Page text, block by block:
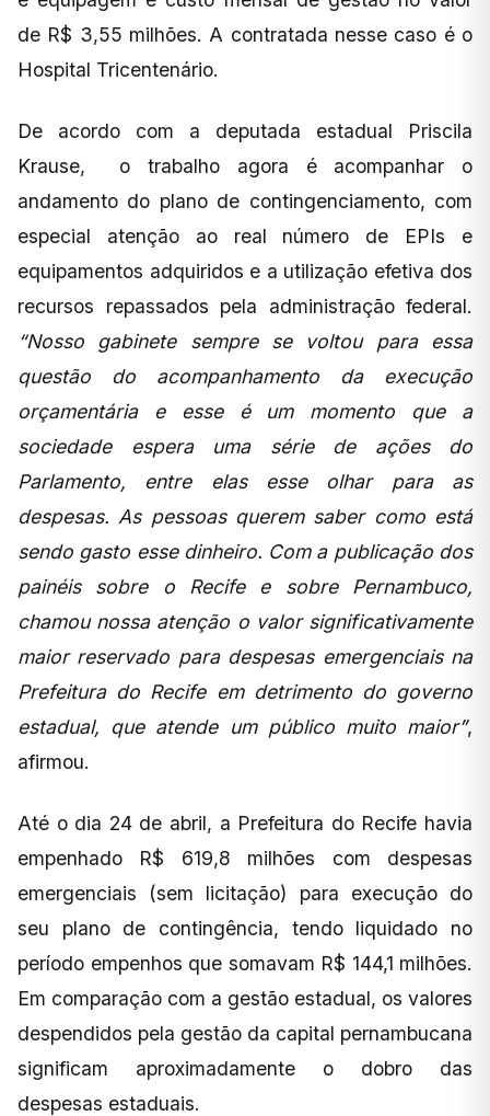
de R$ 3,55 milhões. A contratada nesse caso é o
Hospital Tricentenário.
De acordo com a deputada estadual Priscila
Krause, o trabalho agora é acompanhar o
andamento do plano de contingenciamento, com
especial atenção ao real número de EPIs e
equipamentos adquiridos e a utilização efetiva dos
recursos repassados pela administração federal.
“Nosso gabinete sempre se voltou para essa
questão do acompanhamento da execução
orçamentária e esse é um momento que a
sociedade espera uma série de ações do
Parlamento, entre elas esse olhar para as
despesas. As pessoas querem saber como está
sendo gasto esse dinheiro. Com a publicação dos
painéis sobre o Recife e sobre Pernambuco,
chamou nossa atenção o valor significativamente
maior reservado para despesas emergenciais na
Prefeitura do Recife em detrimento do governo
estadual, que atende um público muito maior”,
afirmou.
Até o dia 24 de abril, a Prefeitura do Recife havia
empenhado R$ 619,8 milhões com despesas
emergenciais (sem licitação) para execução do
seu plano de contingência, tendo liquidado no
período empenhos que somavam R$ 144,1 milhões.
Em comparação com a gestão estadual, os valores
despendidos pela gestão da capital pernambucana
significam aproximadamente o dobro das
despesas estaduais.